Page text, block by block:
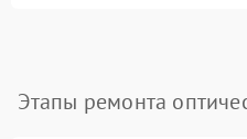
Этапы ремонта